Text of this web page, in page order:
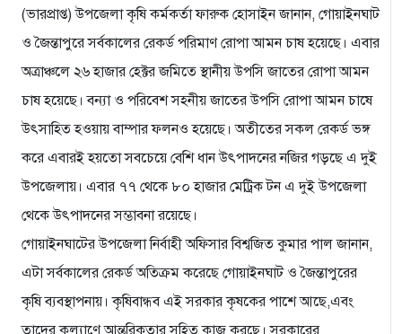
(ভারপ্রাপ্ত) উপজেলা কৃষি কর্মকর্তা ফারুক হোসাইন জানান, গোয়াইনঘাট
ও জৈন্তাপুরে সর্বকালের রেকর্ড পরিমাণ রোপা আমন চাষ হয়েছে। এবার
অত্রাঞ্চলে ২৬ হাজার হেক্টর জমিতে স্থানীয় উপসি জাতের রোপা আমন
চাষ হয়েছে। বন্যা ও পরিবেশ সহনীয় জাতের উপসি রোপা আমন চাষে
উৎসাহিত হওয়ায় বাম্পার ফলনও হয়েছে। অতীতের সকল রেকর্ড ভঙ্গ
করে এবারই হয়তো সবচেয়ে বেশি ধান উৎপাদনের নজির গড়ছে এ দুই
উপজেলায়। এবার ৭৭ থেকে ৮০ হাজার মেট্রিক টন এ দুই উপজেলা
থেকে উৎপাদনের সম্ভাবনা রয়েছে।
গোয়াইনঘাটের উপজেলা নির্বাহী অফিসার বিশ্বজিত কুমার পাল জানান,
এটা সর্বকালের রেকর্ড অতিক্রম করেছে গোয়াইনঘাট ও জৈন্তাপুরের
কৃষি ব্যবস্থাপনায়। কৃষিবান্ধব এই সরকার কৃষকের পাশে আছে,এবং
তাদের কল্যাণে আন্তরিকতার সহিত কাজ করছে। সরকারের